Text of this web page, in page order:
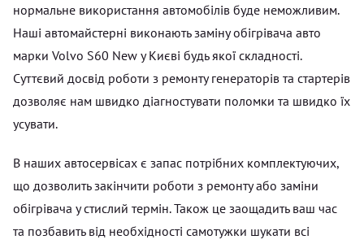
нормальне використання автомобілів буде неможливим.
Наші автомайстерні виконають заміну обігрівача авто
марки Volvo S60 New у Києві будь якої складності.
Суттєвий досвід роботи з ремонту генераторів та стартерів
дозволяє нам швидко діагностувати поломки та швидко їх
усувати.
В наших автосервісах є запас потрібних комплектуючих,
що дозволить закінчити роботи з ремонту або заміни
обігрівача у стислий термін. Також це заощадить ваш час
та позбавить від необхідності самотужки шукати всі